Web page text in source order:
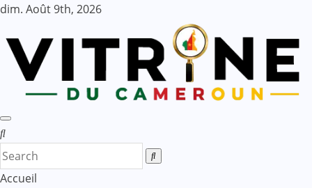
Skip
content
dim. Août 9th, 2026
Accueil